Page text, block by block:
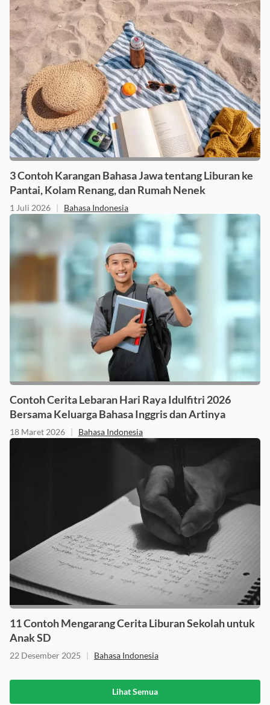
3 Contoh Karangan Bahasa Jawa tentang Liburan ke
Pantai, Kolam Renang, dan Rumah Nenek
1 Juli 2026 | Bahasa Indonesia
Contoh Cerita Lebaran Hari Raya Idulfitri 2026
Bersama Keluarga Bahasa Inggris dan Artinya
18 Maret 2026 | Bahasa Indonesia
11 Contoh Mengarang Cerita Liburan Sekolah untuk
Anak SD
22 Desember 2025 | Bahasa Indonesia
Lihat Semua